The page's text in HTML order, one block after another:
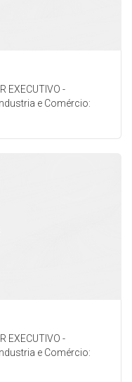
EXECUTIVO -
e Comércio:
EXECUTIVO -
e Comércio: